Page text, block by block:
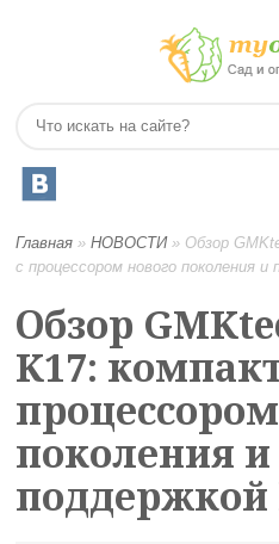
Главная »НОВОСТИ» Обзор
с процессором нового поколения и
Обзор
K17:
поколения и